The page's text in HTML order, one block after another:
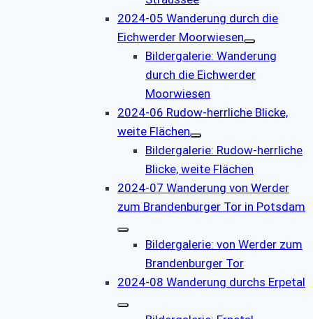
2024-05 Wanderung durch die
Eichwerder Moorwiesen
Bildergalerie: Wanderung
durch die Eichwerder
Moorwiesen
2024-06 Rudow-herrliche Blicke,
weite Flächen
Bildergalerie: Rudow-herrliche
Blicke, weite Flächen
2024-07 Wanderung von Werder
zum Brandenburger Tor in Potsdam
Bildergalerie: von Werder zum
Brandenburger Tor
2024-08 Wanderung durchs Erpetal